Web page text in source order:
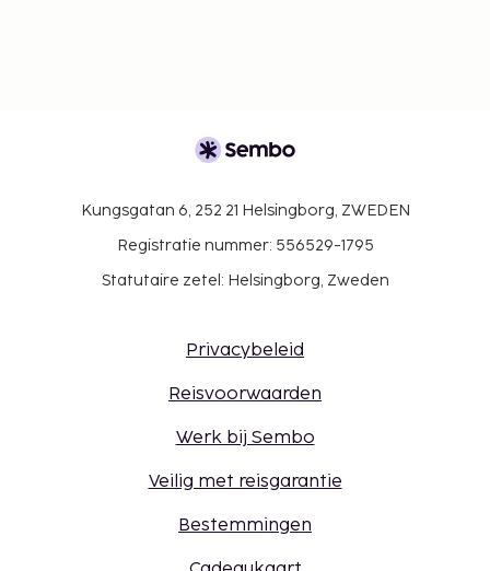
Kungsgatan 6, 252 21 Helsingborg, ZWEDEN
Registratie nummer: 556529-1795
Statutaire zetel: Helsingborg, Zweden
Privacybeleid
Reisvoorwaarden
Werk bij Sembo
Veilig met reisgarantie
Bestemmingen